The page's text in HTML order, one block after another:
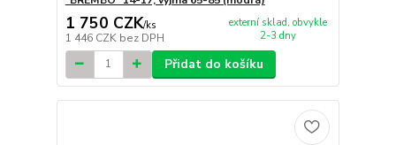
1 750 CZK/ks
1 446 CZK bez DPH
externí sklad, obvykle
2-3 dny
Přidat do košíku